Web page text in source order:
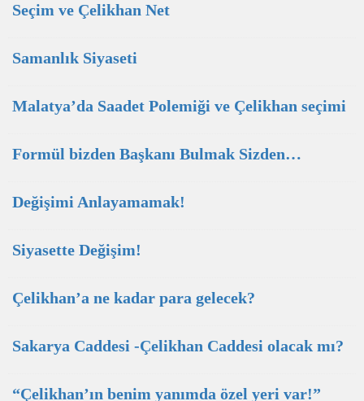
Seçim ve Çelikhan Net
Samanlık Siyaseti
Malatya’da Saadet Polemiği ve Çelikhan seçimi
Formül bizden Başkanı Bulmak Sizden…
Değişimi Anlayamamak!
Siyasette Değişim!
Çelikhan’a ne kadar para gelecek?
Sakarya Caddesi -Çelikhan Caddesi olacak mı?
“Çelikhan’ın benim yanımda özel yeri var!”